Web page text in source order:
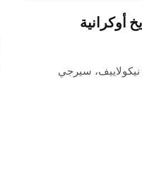
أوكرانية
سيرجي